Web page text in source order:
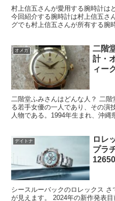
村上信五さんが愛用する腕時計は
今回紹介する腕時計は村上信五さ
グでも村上信五さんが所有する腕
オメガ
二階
計・
ィー
二階堂ふみさんはどんな人？ 二
る若手女優の一人であり、その演
人物である。1994年生まれ、沖縄
デイトナ
ロレ
プラ
シースルーバックのロレックス
が見えます。 2024年の新作発表